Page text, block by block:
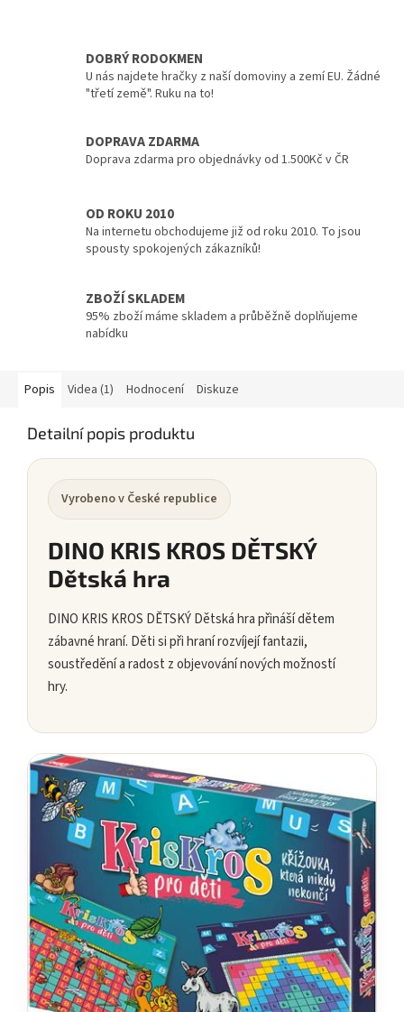
DOBRÝ RODOKMEN
U nás najdete hračky z naší domoviny a zemí EU. Žádné
"třetí země". Ruku na to!
DOPRAVA ZDARMA
Doprava zdarma pro objednávky od 1.500Kč v ČR
OD ROKU 2010
Na internetu obchodujeme již od roku 2010. To jsou
spousty spokojených zákazníků!
ZBOŽÍ SKLADEM
95% zboží máme skladem a průběžně doplňujeme
nabídku
Popis Videa (1) Hodnocení Diskuze
Detailní popis produktu
Vyrobeno v České republice
DINO KRIS KROS DĚTSKÝ
Dětská hra
DINO KRIS KROS DĚTSKÝ Dětská hra přináší dětem
zábavné hraní. Děti si při hraní rozvíjejí fantazii,
soustředění a radost z objevování nových možností
hry.